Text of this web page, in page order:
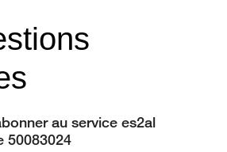
au service es2al
50083024